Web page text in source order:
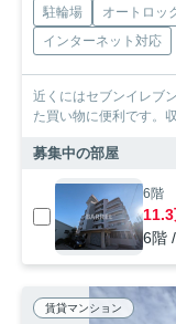
駐輪場 オートロッ
インターネット対応
近くにはセブンイレブ
た買い物に便利です。
募集中の部屋
6階
11.3
6階
賃貸マンション